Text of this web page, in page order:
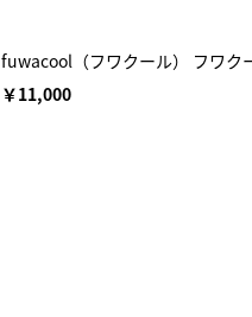
fuwacool（フワクール） フワク
￥11,000